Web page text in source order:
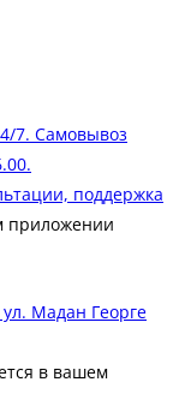
7. Самовывоз
поддержка
приложении
Мадан Георге
в вашем